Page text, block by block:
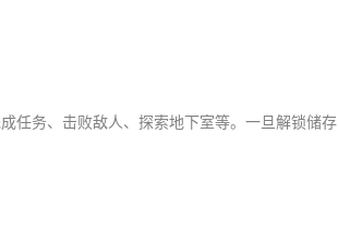
任务、击败敌人、探索地下室等。一旦解锁储存